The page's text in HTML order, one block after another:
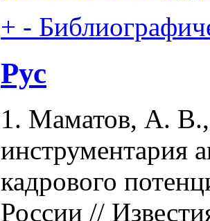
+ -
Рус
1. Маматов, А.
инструментария
кадрового
России //